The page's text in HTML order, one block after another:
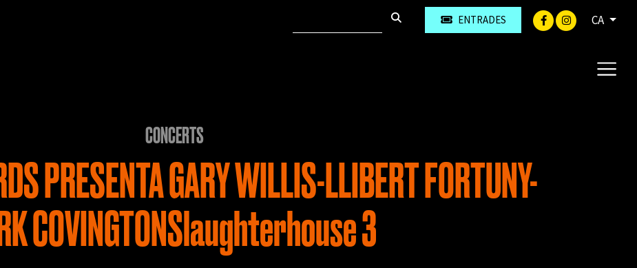
ENTRADES CA
CONCERTS
PRESENTA GARY WILLIS-LLIBERT FORTUNY-
COVINGTONSlaughterhouse 3